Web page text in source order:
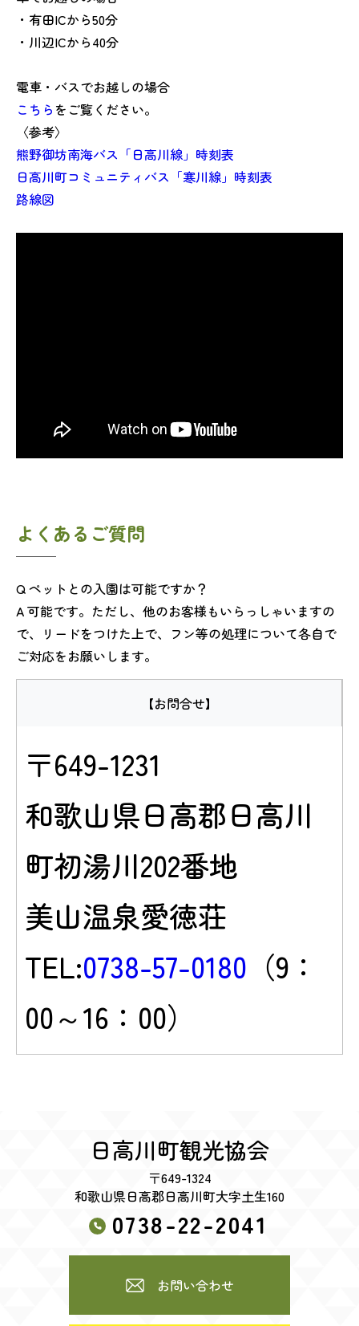
・有田ICから50分
・川辺ICから40分
電車・バスでお越しの場合
こちら をご覧ください。
〈参考〉
熊野御坊南海バス「日高川線」時刻表
日高川町コミュニティバス「寒川線」時刻表
路線図
よくあるご質問
Q ペットとの入園は可能ですか？
A 可能です。ただし、他のお客様もいらっしゃいますの
で、リードをつけた上で、フン等の処理について各自で
ご対応をお願いします。
【お問合せ】
〒649-1231
和歌山県日高郡日高川
町初湯川202番地
美山温泉愛徳荘
TEL:0738-57-0180 （9：
00～16：00）
日高川町観光協会
〒649-1324
和歌山県日高郡日高川町大字土生160
0738-22-2041
お問い合わせ